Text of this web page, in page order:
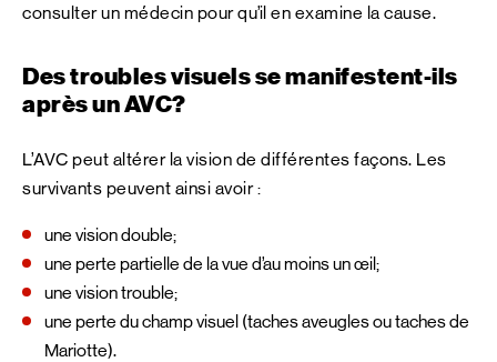
consulter un médecin pour qu’il en examine la cause.
Des troubles visuels se manifestent-ils
après un AVC?
L’AVC peut altérer la vision de différentes façons. Les
survivants peuvent ainsi avoir :
une vision double;
une perte partielle de la vue d’au moins un œil;
une vision trouble;
une perte du champ visuel (taches aveugles ou taches de
Mariotte).